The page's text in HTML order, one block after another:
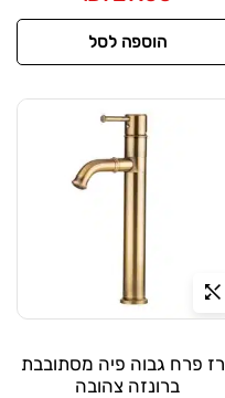
הוספה לסל
פרח גבוה פיה מסתובבת
ברונזה צהובה